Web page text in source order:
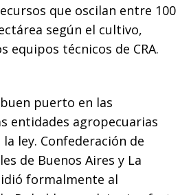
que oscilan entre 100
según el cultivo,
equipos técnicos de CRA.
puerto en las
entidades agropecuarias
ley. Confederación de
de Buenos Aires y La
formalmente al